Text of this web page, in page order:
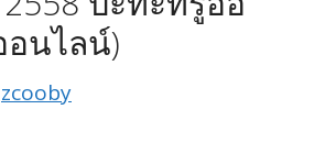
อนไลน์)
zcooby